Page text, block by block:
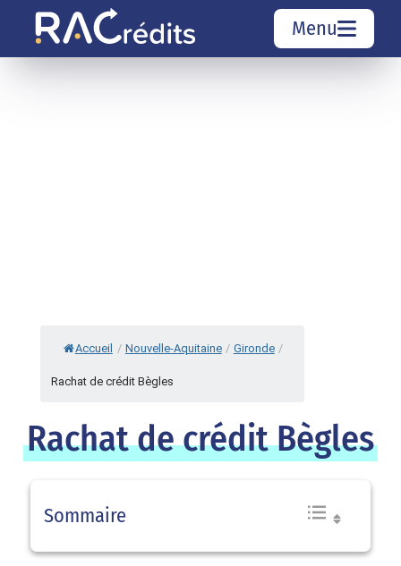
Menu
Accueil / Nouvelle-Aquitaine / Gironde /
Rachat de crédit Bègles
Rachat de crédit Bègles
Sommaire